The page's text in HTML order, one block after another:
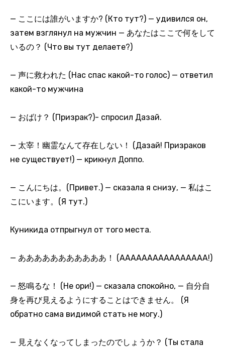
— ここには誰がいますか? (Кто тут?) — удивился он,
затем взглянул на мужчин — あなたはここで何をして
いるの？ (Что вы тут делаете?)
— 声に救われた (Нас спас какой-то голос) — ответил
какой-то мужчина
— おばけ？ (Призрак?)- спросил Дазай.
— 太宰！幽霊なんて存在しない！ (Дазай! Призраков
не существует!) — крикнул Доппо.
— こんにちは。(Привет.) — сказала я снизу, — 私はこ
こにいます。(Я тут.)
Куникида отпрыгнул от того места.
— あああああああああああ！ (АААААААААААААААА!)
— 怒鳴るな！ (Не ори!) — сказала спокойно, — 自分自
身を再び見えるようにすることはできません。 (Я
обратно сама видимой стать не могу.)
— 見えなくなってしまったのでしょうか？ (Ты стала